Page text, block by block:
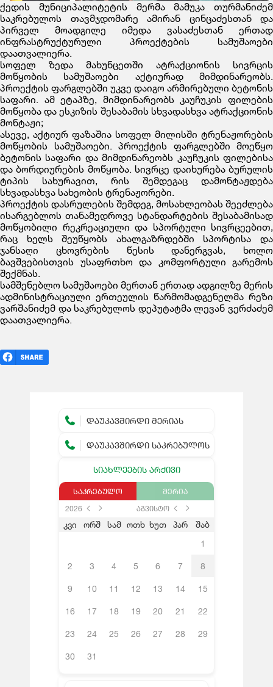
ქედის მუნიციპალიტეტის მერმა მამუკა თურმანიძემ
საკრებულოს თავმჯდომარე ამირან ცინცაძესთან და
პირველ მოადგილე იმედა ვასაძესთან ერთად
ინფრასტრუქტურული პროექტების სამუშაოები
დაათვალიერა.
სოფელ ზედა მახუნცეთში ატრაქციონის სივრცის
მოწყობის სამუშაოები აქტიურად მიმდინარეობს.
პროექტის ფარგლებში უკვე დაიგო არმირებული ბეტონის
საფარი. ამ ეტაპზე, მიმდინარეობს კაუჩუკის ფილების
მოწყობა და ესკიზის შესაბამის სხვადასხვა ატრაქციონის
მონტაჟი;
ასევე, აქტიურ ფაზაშია სოფელ მილისში ტრენაჟორების
მოწყობის სამუშაოები. პროექტის ფარგლებში მოეწყო
ბეტონის საფარი და მიმდინარეობს კაუჩუკის ფილებისა
და ბორდიურების მოწყობა. სივრცე დაიხურება ბურულის
ტიპის სახურავით, რის შემდეგაც დამონტაჟდება
სხვადასხვა სახეობის ტრენაჟორები.
პროექტის დასრულების შემდეგ, მოსახლეობას შეეძლება
ისარგებლოს თანამედროვე სტანდარტების შესაბამისად
მოწყობილი რეკრეაციული და სპორტული სივრცეებით,
რაც ხელს შეუწყობს ახალგაზრდებში სპორტისა და
ჯანსაღი ცხოვრების წესის დანერგვას, ხოლო
ბავშვებისთვის უსაფრთხო და კომფორტული გარემოს
შექმნას.
სამშენებლო სამუშაოები მერთან ერთად ადგილზე მერის
ადმინისტრაციული ერთეულის წარმომადგენელმა რეზი
ვარშანიძემ და საკრებულოს დეპუტატმა ლევან ვერძაძემ
დაათვალიერა.
ᲓᲐᲣᲙᲐᲕᲨᲘᲠᲓᲘ ᲛᲔᲠᲘᲐᲡ
ᲓᲐᲣᲙᲐᲕᲨᲘᲠᲓᲘ ᲡᲐᲙᲠᲔᲑᲣᲚᲝᲡ
ᲡᲘᲐᲮᲚᲔᲔᲑᲘᲡ ᲐᲠᲥᲘᲕᲘ
ᲡᲐᲙᲠᲔᲑᲣᲚᲝ ᲛᲔᲠᲘᲐ
2026 აგვისტო
კვი ორშ სამ ოთხ ხუთ პარ
შაბ
1
2 3 4 5 6 7 8
9 10 11 12 13 14 15
16 17 18 19 20 21 22
23 24 25 26 27 28 29
30 31